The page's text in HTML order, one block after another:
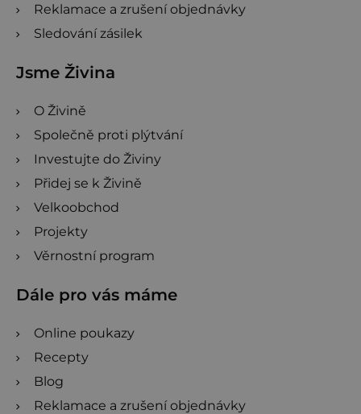
Reklamace a zrušení objednávky
Sledování zásilek
Jsme Živina
O Živině
Společně proti plýtvání
Investujte do Živiny
Přidej se k Živině
Velkoobchod
Projekty
Věrnostní program
Dále pro vás máme
Online poukazy
Recepty
Blog
Reklamace a zrušení objednávky